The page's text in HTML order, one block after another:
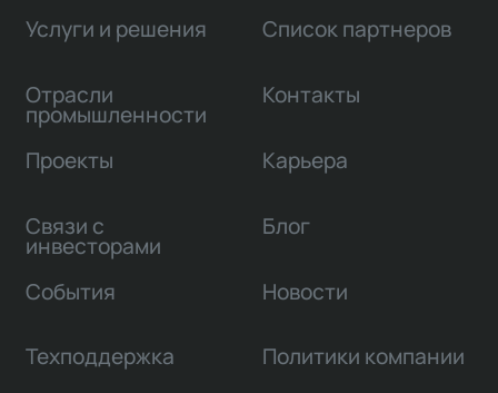
Услуги и решения
Отрасли
промышленности
Проекты
Связи с
инвесторами
Список партнеров
Контакты
Карьера
Блог
События Новости
Техподдержка Политики компании